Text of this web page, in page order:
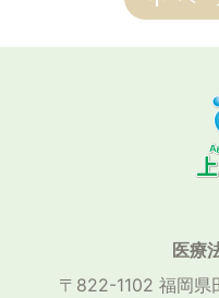
医療
〒822-1102 福岡県